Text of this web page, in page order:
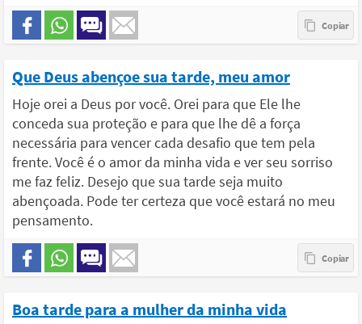
Que Deus abençoe sua tarde, meu amor
Hoje orei a Deus por você. Orei para que Ele lhe
conceda sua proteção e para que lhe dê a força
necessária para vencer cada desafio que tem pela
frente. Você é o amor da minha vida e ver seu sorriso
me faz feliz. Desejo que sua tarde seja muito
abençoada. Pode ter certeza que você estará no meu
pensamento.
Boa tarde para a mulher da minha vida